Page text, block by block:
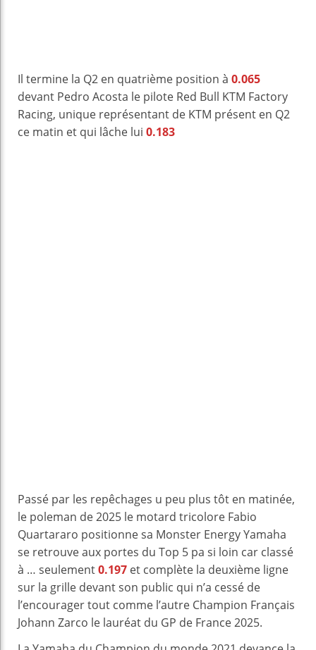
Il termine la Q2 en quatrième position à 0.065
devant Pedro Acosta le pilote Red Bull KTM Factory
Racing, unique représentant de KTM présent en Q2
ce matin et qui lâche lui 0.183
Passé par les repêchages u peu plus tôt en matinée,
le poleman de 2025 le motard tricolore Fabio
Quartararo positionne sa Monster Energy Yamaha
se retrouve aux portes du Top 5 pa si loin car classé
à … seulement0.197 et complète la deuxième ligne
sur la grille devant son public qui n’a cessé de
l’encourager tout comme l’autre Champion Français
Johann Zarco le lauréat du GP de France 2025.